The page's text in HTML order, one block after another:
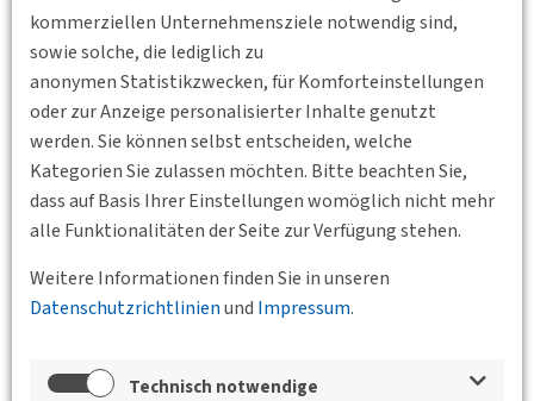
kommerziellen Unternehmensziele notwendig sind,
sowie solche, die lediglich zu
anonymen Statistikzwecken, für Komforteinstellungen
oder zur Anzeige personalisierter Inhalte genutzt
werden. Sie können selbst entscheiden, welche
Kategorien Sie zulassen möchten. Bitte beachten Sie,
dass auf Basis Ihrer Einstellungen womöglich nicht mehr
alle Funktionalitäten der Seite zur Verfügung stehen.
Weitere Informationen finden Sie in unseren
Datenschutzrichtlinienund Impressum.
Technisch notwendige
werden wir im Rahmen eines Vortrages die Höhepunkte der
letzten 20 Jahre unserer Bezirksvereinigung Revue passieren
und Erinnerungen aufleben lassen.
Zur besseren Planung der Veranstaltung bitten wir Sie um
eine kurze telefonische Rückmeldung (0351 – 463 367 66)
bzw. per E-Mail an geschaeftsfuehrung@sachsen.dvwg.de.
Standort